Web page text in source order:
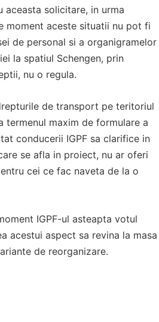
aceasta solicitare, in urma
moment aceste situatii nu pot fi
de personal si a organigramelor
la spatiul Schengen, prin
nu o regula.
de transport pe teritoriul
termenul maxim de formulare a
conducerii IGPF sa clarifice in
se afla in proiect, nu ar oferi
cei ce fac naveta de la o
IGPF-ul asteapta votul
acestui aspect sa revina la masa
de reorganizare.